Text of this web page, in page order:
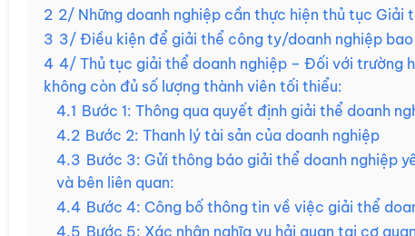
2 2/ Những doanh nghiệp cần thực hiện thủ tục Giải
3 3/ Điều kiện để giải thể công ty/doanh nghiệp bao
4 4/ Thủ tục giải thể doanh nghiệp – Đối với trường
không còn đủ số lượng thành viên tối thiểu:
4.1 Bước 1: Thông qua quyết định giải thể doanh
4.2 Bước 2: Thanh lý tài sản của doanh nghiệp
4.3 Bước 3: Gửi thông báo giải thể doanh nghiệp
và bên liên quan:
4.4 Bước 4: Công bố thông tin về việc giải thể
4.5 Bước 5: Xác nhận nghĩa vụ hải quan tại cơ